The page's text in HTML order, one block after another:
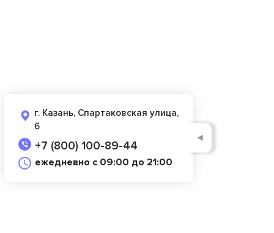
г. Казань, Спартаковская улица,
6
+7 (800) 100-89-44
ежедневно с 09:00 до 21:00
◄